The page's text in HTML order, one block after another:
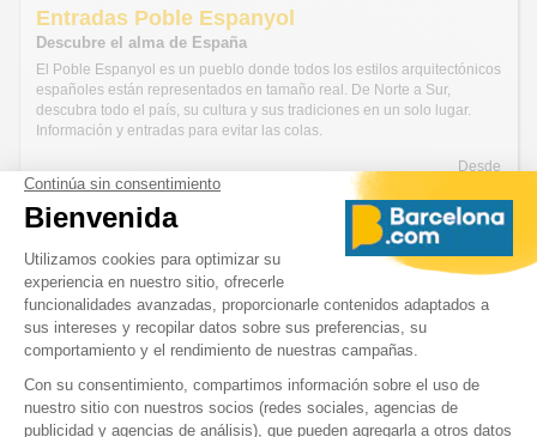
Entradas Poble Espanyol
Descubre el alma de España
El Poble Espanyol es un pueblo donde todos los estilos arquitectónicos
españoles están representados en tamaño real. De Norte a Sur,
descubra todo el país, su cultura y sus tradiciones en un solo lugar.
Información y entradas para evitar las colas.
Desde